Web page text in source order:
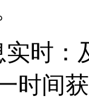
实时：
时间